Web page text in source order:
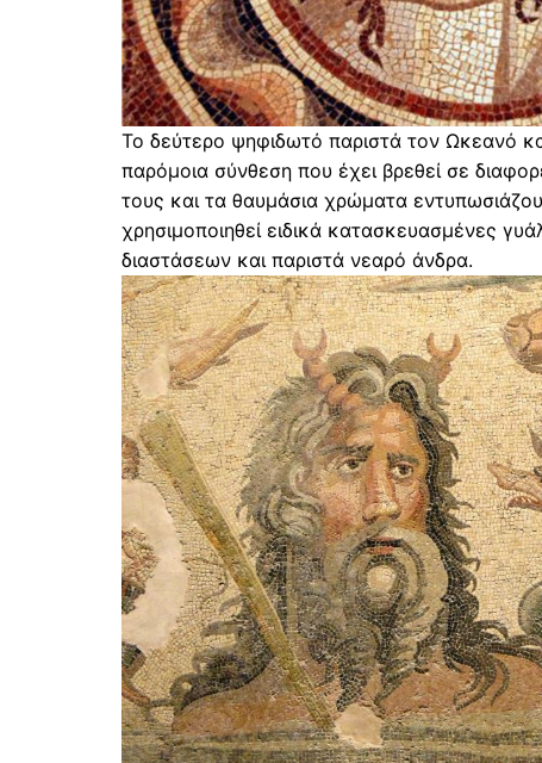
Το δεύτερο ψηφιδωτό παριστά τον Ωκεανό
παρόμοια σύνθεση που έχει βρεθεί σε
τους και τα θαυμάσια χρώματα
χρησιμοποιηθεί ειδικά κατασκευασμένες
διαστάσεων και παριστά νεαρό άνδρα.